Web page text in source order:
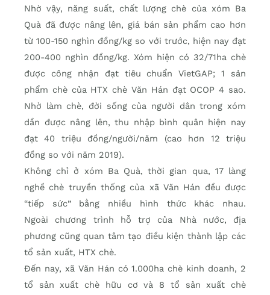
Nhờ vậy, năng suất, chất lượng chè của xóm Ba
Quà đã được nâng lên, giá bán sản phẩm cao hơn
từ 100-150 nghìn đồng/kg so với trước, hiện nay đạt
200-400 nghìn đồng/kg. Xóm hiện có 32/71ha chè
được công nhận đạt tiêu chuẩn VietGAP; 1 sản
phẩm chè của HTX chè Văn Hán đạt OCOP 4 sao.
Nhờ làm chè, đời sống của người dân trong xóm
dần được nâng lên, thu nhập bình quân hiện nay
đạt 40 triệu đồng/người/năm (cao hơn 12 triệu
đồng so với năm 2019).
Không chỉ ở xóm Ba Quà, thời gian qua, 17 làng
nghề chè truyền thống của xã Văn Hán đều được
“tiếp sức” bằng nhiều hình thức khác nhau.
Ngoài chương trình hỗ trợ của Nhà nước, địa
phương cũng quan tâm tạo điều kiện thành lập các
tổ sản xuất, HTX chè.
Đến nay, xã Văn Hán có 1.000ha chè kinh doanh, 2
tổ sản xuất chè hữu cơ và 8 tổ sản xuất chè